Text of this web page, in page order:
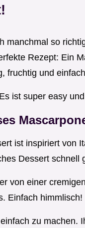
manchmal so
Rezept: Ein
fruchtig und
ist super easy
ist inspiriert von
Dessert schnell
von einer
Einfach himmlisch!
zu machen.